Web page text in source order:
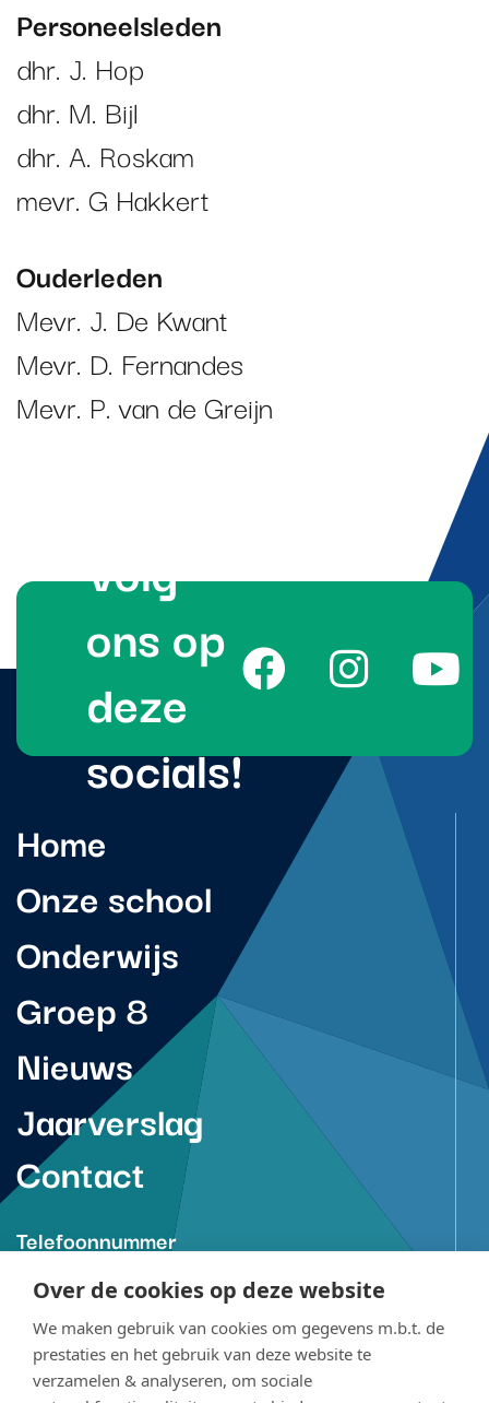
Over de cookies op deze website
We maken gebruik van cookies om gegevens m.b.t. de
prestaties en het gebruik van deze website te
verzamelen & analyseren, om sociale
Personeelsleden
dhr. J. Hop
dhr. M. Bijl
dhr. A. Roskam
mevr. G Hakkert
Ouderleden
Mevr. J. De Kwant
Mevr. D. Fernandes
Mevr. P. van de Greijn
Volg
ons op
deze
socials!
Home
Onze school
Onderwijs
Groep 8
Nieuws
Jaarverslag
Contact
Telefoonnummer
088-850 7370
(tussen 08.00 en 16.30 uur)
E-mailadres